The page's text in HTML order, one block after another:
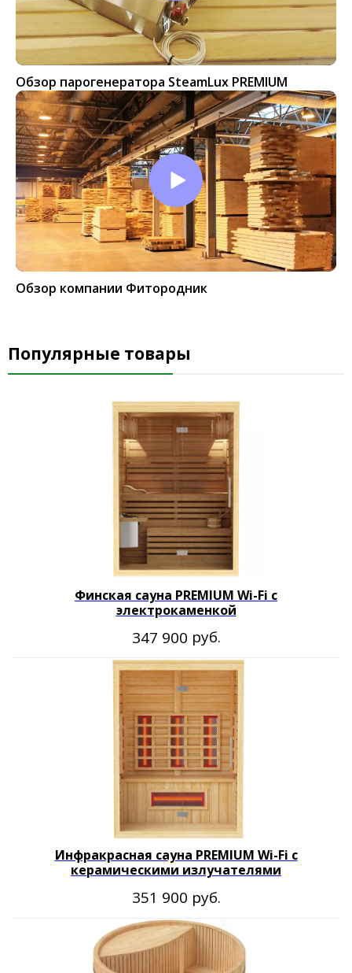
Обзор парогенератора SteamLux PREMIUM
Обзор компании Фитородник
Популярные товары
Финская сауна PREMIUM Wi-Fi с
электрокаменкой
347 900 руб.
Инфракрасная сауна PREMIUM Wi-Fi с
керамическими излучателями
351 900 руб.
Оставайтесь с нами
Каталог товаров